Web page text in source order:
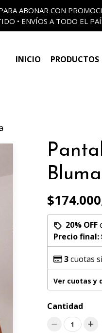
ABONAR CON
• ENVÍOS A TODO EL
INICIO PRODUCTOS
Bluma
20% OFF
Precio final:
3cuotas
Ver cuotas y
Cantidad
1